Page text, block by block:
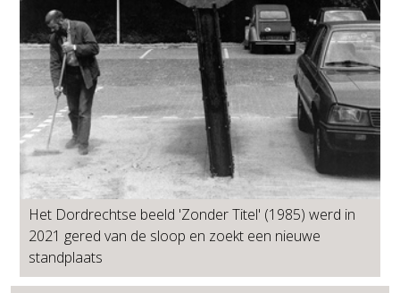
Het Dordrechtse beeld 'Zonder Titel' (1985) werd in
2021 gered van de sloop en zoekt een nieuwe
standplaats